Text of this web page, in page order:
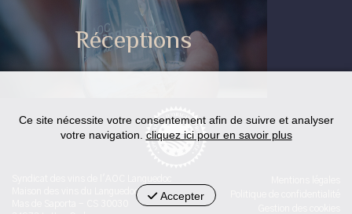
Réceptions
Maison des vins du Languedoc
Ce site nécessite votre consentement afin de suivre et analyser
votre navigation. cliquez ici pour en savoir plus
Accepter